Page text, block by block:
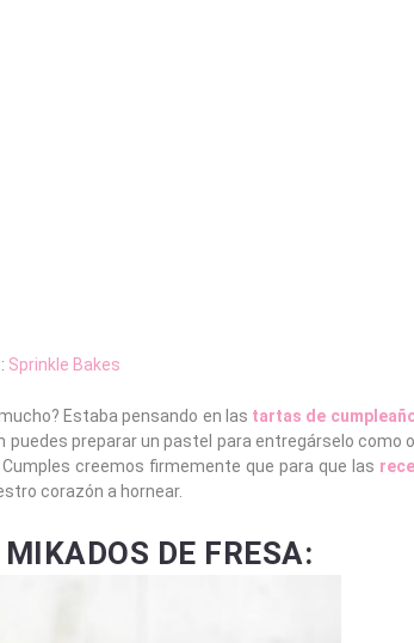
Sprinkle Bakes
Estaba pensando en las tartas de
preparar un pastel para entregárselo como
creemos firmemente que para que las
corazón a hornear.
DE FRESA: